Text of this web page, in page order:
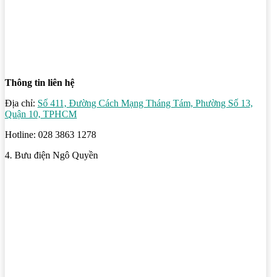
Thông tin liên hệ
Địa chỉ: Số 411, Đường Cách Mạng Tháng Tám, Phường Số 13,
Quận 10, TPHCM
Hotline: 028 3863 1278
4. Bưu điện Ngô Quyền